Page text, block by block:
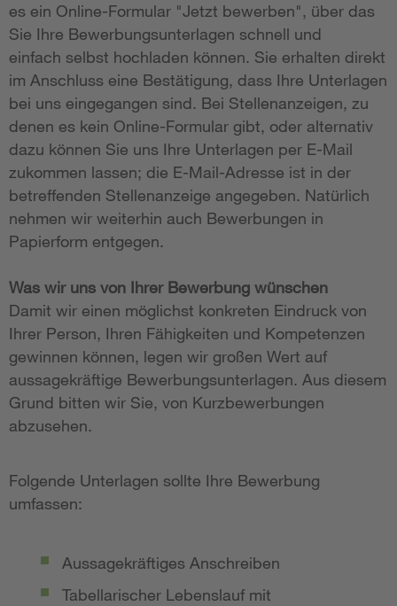
es ein Online-Formular "Jetzt bewerben", über das
Sie Ihre Bewerbungsunterlagen schnell und
einfach selbst hochladen können. Sie erhalten direkt
im Anschluss eine Bestätigung, dass Ihre Unterlagen
bei uns eingegangen sind. Bei Stellenanzeigen, zu
denen es kein Online-Formular gibt, oder alternativ
dazu können Sie uns Ihre Unterlagen per E-Mail
zukommen lassen; die E-Mail-Adresse ist in der
betreffenden Stellenanzeige angegeben. Natürlich
nehmen wir weiterhin auch Bewerbungen in
Papierform entgegen.
Was wir uns von Ihrer Bewerbung wünschen
Damit wir einen möglichst konkreten Eindruck von
Ihrer Person, Ihren Fähigkeiten und Kompetenzen
gewinnen können, legen wir großen Wert auf
aussagekräftige Bewerbungsunterlagen. Aus diesem
Grund bitten wir Sie, von Kurzbewerbungen
abzusehen.
Folgende Unterlagen sollte Ihre Bewerbung
umfassen:
Aussagekräftiges Anschreiben
Tabellarischer Lebenslauf mit